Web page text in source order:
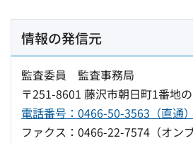
情報の発信元
監査委員 監査事務局
〒251-8601 藤沢市朝日町1番地
電話番号：0466-50-3563（直通）
ファクス：0466-22-7574（オン